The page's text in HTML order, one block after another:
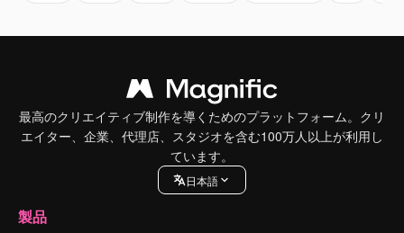
最高のクリエイティブ制作を導くためのプラットフォーム。クリ
エイター、企業、代理店、スタジオを含む100万人以上が利用し
ています。
日本語
製品